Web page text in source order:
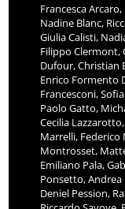
Francesca
Nadine Blanc,
Giulia Calisti,
Filippo Clermont,
Dufour, Christian
Enrico Formento
Francesconi,
Paolo Gatto,
Cecilia
Marrelli, Federico
Montrosset,
Emiliano Pala,
Ponsetto,
Deniel Pession,